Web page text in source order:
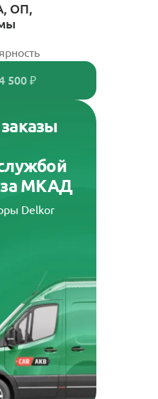
ОП,
500 ₽
за МКАД
Delkor